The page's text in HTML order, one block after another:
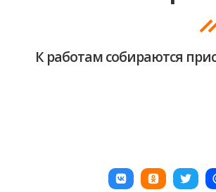
К работам собираются